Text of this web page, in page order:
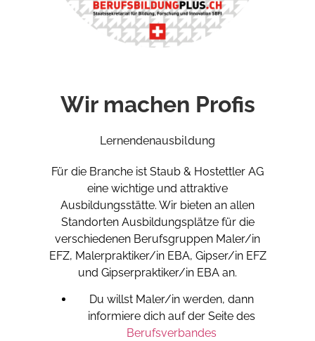
Wir machen Profis
Lernendenausbildung
Für die Branche ist Staub & Hostettler AG
eine wichtige und attraktive
Ausbildungsstätte. Wir bieten an allen
Standorten Ausbildungsplätze für die
verschiedenen Berufsgruppen Maler/in
EFZ, Malerpraktiker/in EBA, Gipser/in EFZ
und Gipserpraktiker/in EBA an.
Du willst Maler/in werden, dann
informiere dich auf der Seite des
Berufsverbandes